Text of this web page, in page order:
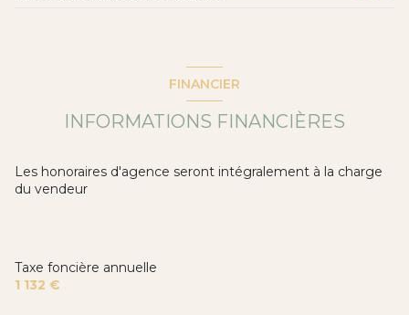
FINANCIER
INFORMATIONS FINANCIÈRES
Les honoraires d'agence seront intégralement à la charge
du vendeur
Taxe foncière annuelle
1 132 €